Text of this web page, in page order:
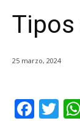
Tipos
25 marzo, 2024
F
T